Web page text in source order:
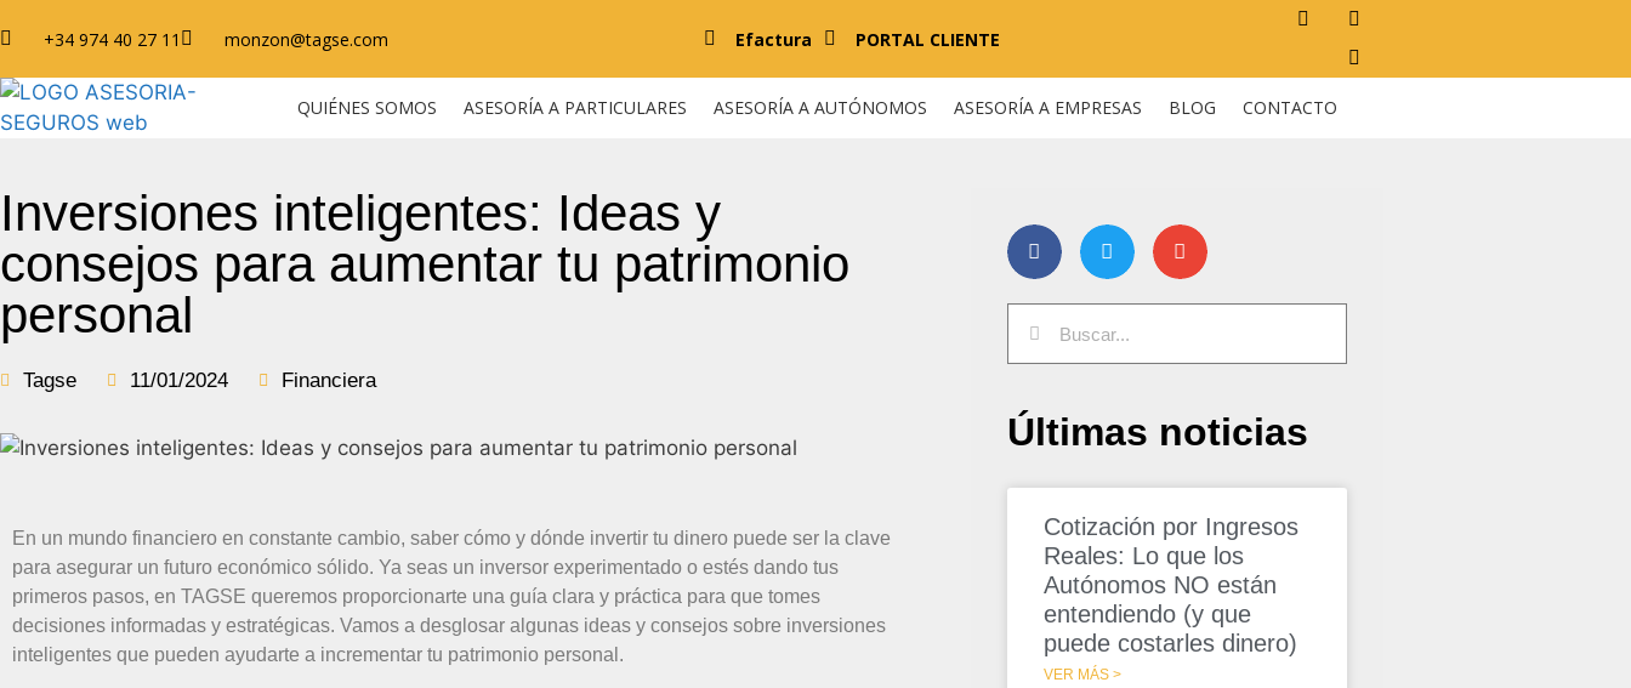
+34 974 40 27 11 monzon@tagse.com Efactura PORTAL CLIENTE
QUIÉNES SOMOS ASESORÍA A PARTICULARES ASESORÍA A AUTÓNOMOS ASESORÍA A EMPRESAS BLOG CONTACTO
Inversiones inteligentes: Ideas y
consejos para aumentar tu patrimonio
personal
Tagse 11/01/2024 Financiera
En un mundo financiero en constante cambio, saber cómo y dónde invertir tu dinero puede ser la clave
para asegurar un futuro económico sólido. Ya seas un inversor experimentado o estés dando tus
primeros pasos, en TAGSE queremos proporcionarte una guía clara y práctica para que tomes
decisiones informadas y estratégicas. Vamos a desglosar algunas ideas y consejos sobre inversiones
inteligentes que pueden ayudarte a incrementar tu patrimonio personal.
Últimas noticias
Cotización por Ingresos
Reales: Lo que los
Autónomos NO están
entendiendo (y que
puede costarles dinero)
VER MÁS >